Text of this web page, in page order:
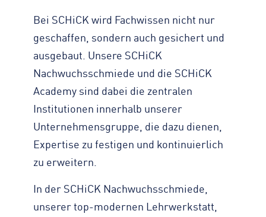
Bei SCHiCK wird Fachwissen nicht nur
geschaffen, sondern auch gesichert und
ausgebaut. Unsere SCHiCK
Nachwuchsschmiede und die SCHiCK
Academy sind dabei die zentralen
Institutionen innerhalb unserer
Unternehmensgruppe, die dazu dienen,
Expertise zu festigen und kontinuierlich
zu erweitern.
In der SCHiCK Nachwuchsschmiede,
unserer top-modernen Lehrwerkstatt,